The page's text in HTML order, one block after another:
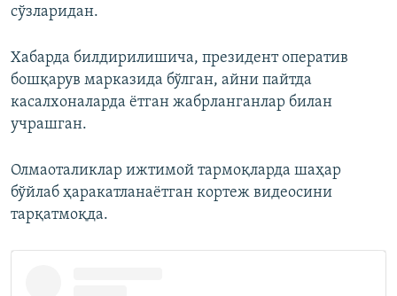
сўзларидан.
Хабарда билдирилишича, президент оператив
бошқарув марказида бўлган, айни пайтда
касалхоналарда ётган жабрланганлар билан
учрашган.
Олмаоталиклар ижтимой тармоқларда шаҳар
бўйлаб ҳаракатланаётган кортеж видеосини
тарқатмоқда.